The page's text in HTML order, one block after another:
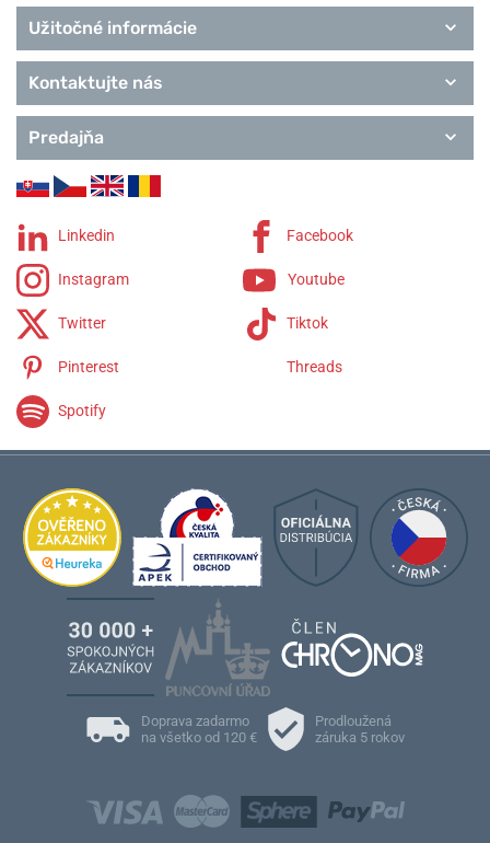
Užitočné informácie
Kontaktujte nás
Predajňa
Linkedin Facebook
Instagram Youtube
Twitter Tiktok
Pinterest Threads
Spotify
Doprava zadarmo
na všetko od 120 €
Prodloužená
záruka 5 rokov